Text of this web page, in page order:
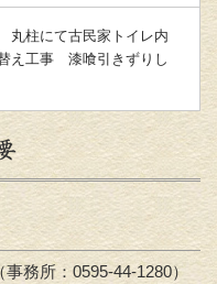
柱にて古民家トイレ内
え工事 漆喰引きずりし
事務所：0595-44-1280）